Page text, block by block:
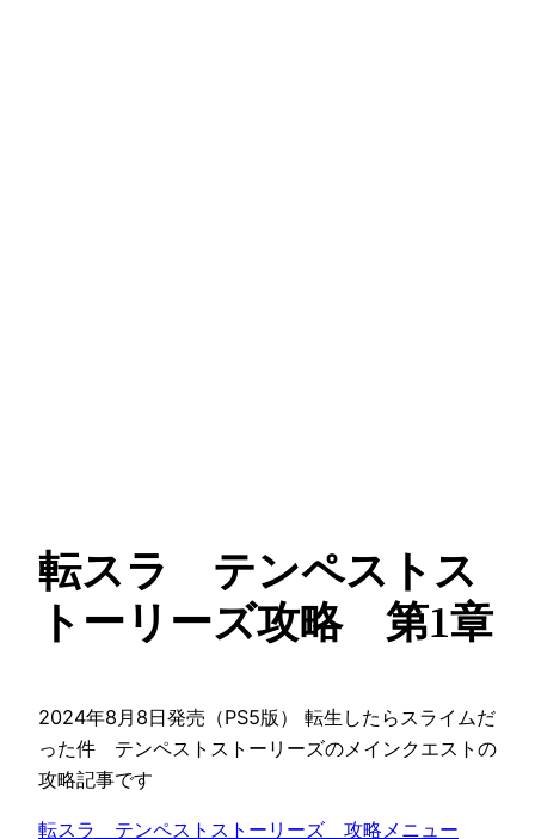
転スラ テンペストス
トーリーズ攻略 第1章
2024年8月8日発売（PS5版） 転生したらスライムだ
った件 テンペストストーリーズのメインクエストの
攻略記事です
転スラ　テンペストストーリーズ　攻略メニュー